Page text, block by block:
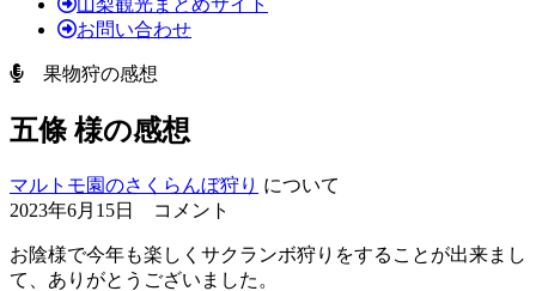
山梨観光まとめサイト
お問い合わせ
果物狩の感想
五條 様の感想
マルトモ園のさくらんぼ狩り について
2023年6月15日 コメント
お陰様で今年も楽しくサクランボ狩りをすることが出来まし
て、ありがとうございました。